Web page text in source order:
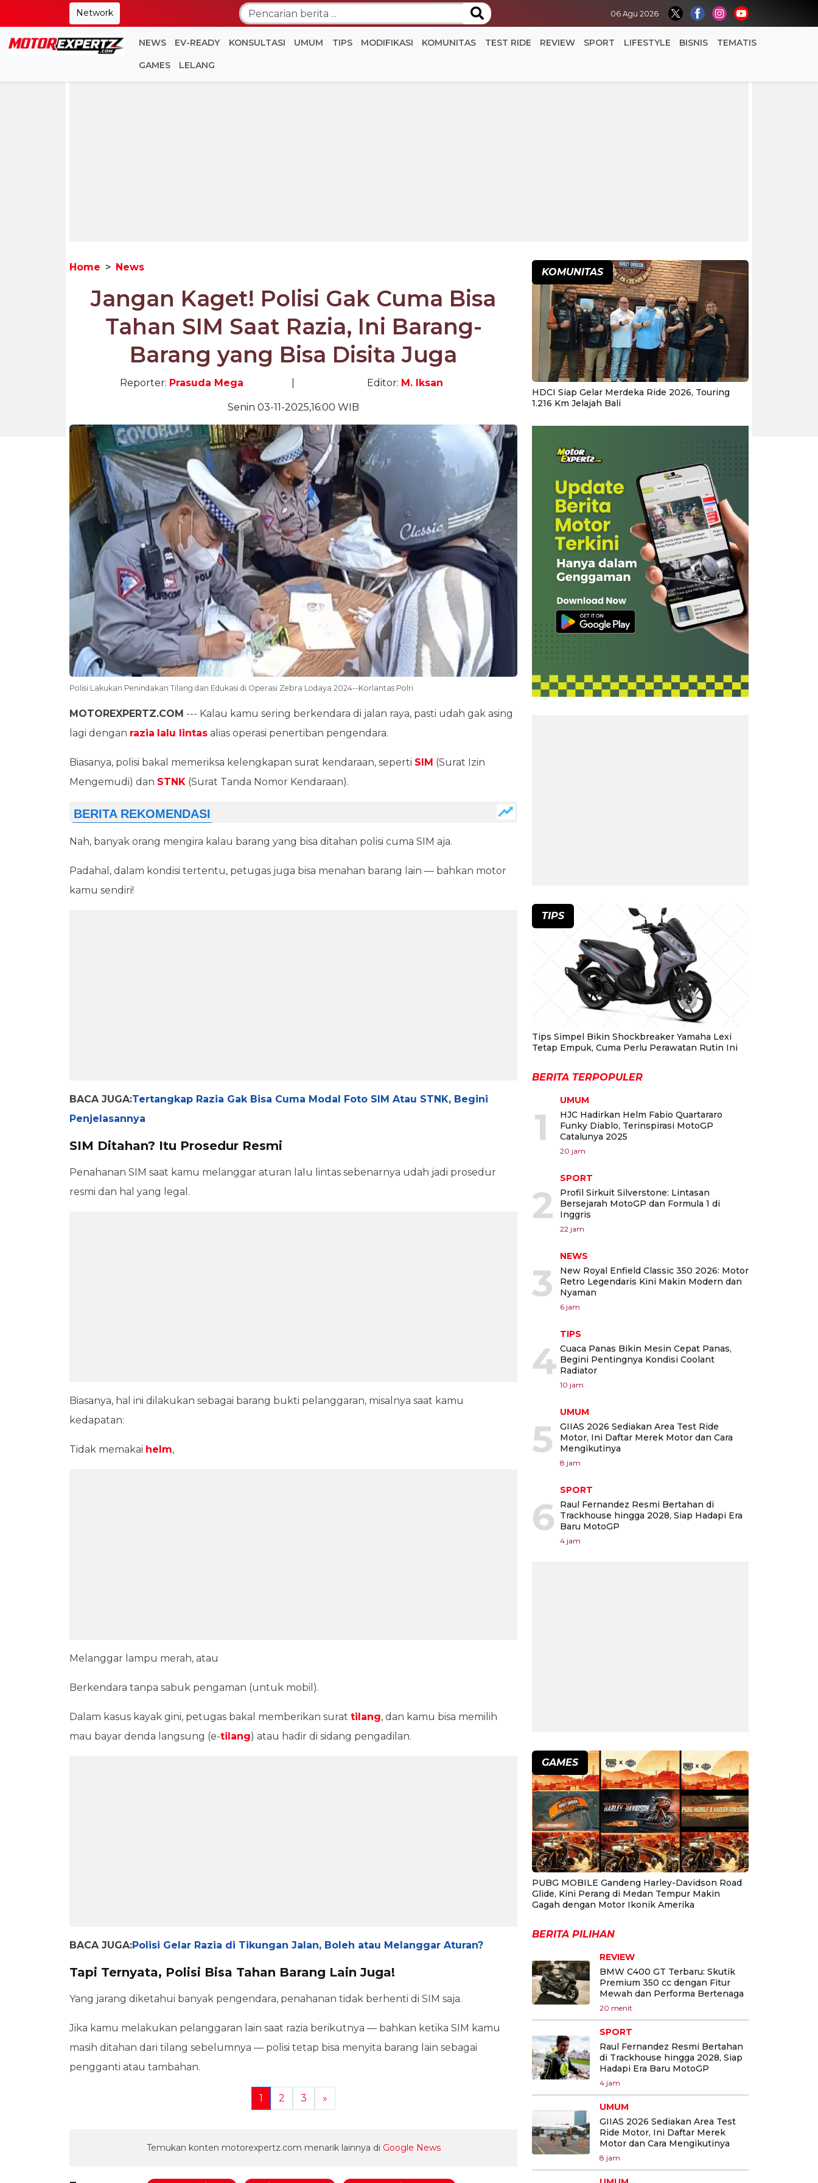
Network 06 Agu 2026
NEWS EV-READY KONSULTASI UMUM TIPS MODIFIKASI KOMUNITAS TEST RIDE REVIEW SPORT LIFESTYLE BISNIS TEMATIS
GAMES LELANG
Home News
Jangan Kaget! Polisi Gak Cuma Bisa
Tahan SIM Saat Razia, Ini Barang-
Barang yang Bisa Disita Juga
Reporter: Prasuda Mega Editor: M. Iksan
Senin 03-11-2025,16:00 WIB
Polisi Lakukan Penindakan Tilang dan Edukasi di Operasi Zebra Lodaya 2024--Korlantas Polri
MOTOREXPERTZ.COM --- Kalau kamu sering berkendara di jalan raya, pasti udah gak asing
lagi dengan razia lalu lintas alias operasi penertiban pengendara.
Biasanya, polisi bakal memeriksa kelengkapan surat kendaraan, seperti SIM (Surat Izin
Mengemudi) dan STNK (Surat Tanda Nomor Kendaraan).
Nah, banyak orang mengira kalau barang yang bisa ditahan polisi cuma SIM aja.
Padahal, dalam kondisi tertentu, petugas juga bisa menahan barang lain — bahkan motor
kamu sendiri!
BACA JUGA:Tertangkap Razia Gak Bisa Cuma Modal Foto SIM Atau STNK, Begini
Penjelasannya
SIM Ditahan? Itu Prosedur Resmi
Penahanan SIM saat kamu melanggar aturan lalu lintas sebenarnya udah jadi prosedur
resmi dan hal yang legal.
Biasanya, hal ini dilakukan sebagai barang bukti pelanggaran, misalnya saat kamu
kedapatan:
Tidak memakai helm,
Melanggar lampu merah, atau
Berkendara tanpa sabuk pengaman (untuk mobil).
Dalam kasus kayak gini, petugas bakal memberikan surat tilang, dan kamu bisa memilih
mau bayar denda langsung (e-tilang) atau hadir di sidang pengadilan.
BACA JUGA:Polisi Gelar Razia di Tikungan Jalan, Boleh atau Melanggar Aturan?
Tapi Ternyata, Polisi Bisa Tahan Barang Lain Juga!
Yang jarang diketahui banyak pengendara, penahanan tidak berhenti di SIM saja.
Jika kamu melakukan pelanggaran lain saat razia berikutnya — bahkan ketika SIM kamu
masih ditahan dari tilang sebelumnya — polisi tetap bisa menyita barang lain sebagai
pengganti atau tambahan.
1 2 3 »
Temukan konten motorexpertz.com menarik lainnya di Google News
KOMUNITAS
HDCI Siap Gelar Merdeka Ride 2026, Touring
1.216 Km Jelajah Bali
TIPS
Tips Simpel Bikin Shockbreaker Yamaha Lexi
Tetap Empuk, Cuma Perlu Perawatan Rutin Ini
BERITA TERPOPULER
1
UMUM
HJC Hadirkan Helm Fabio Quartararo
Funky Diablo, Terinspirasi MotoGP
Catalunya 2025
20 jam
2
SPORT
Profil Sirkuit Silverstone: Lintasan
Bersejarah MotoGP dan Formula 1 di
Inggris
22 jam
3
NEWS
New Royal Enfield Classic 350 2026: Motor
Retro Legendaris Kini Makin Modern dan
Nyaman
6 jam
4
TIPS
Cuaca Panas Bikin Mesin Cepat Panas,
Begini Pentingnya Kondisi Coolant
Radiator
10 jam
5
UMUM
GIIAS 2026 Sediakan Area Test Ride
Motor, Ini Daftar Merek Motor dan Cara
Mengikutinya
8 jam
6
SPORT
Raul Fernandez Resmi Bertahan di
Trackhouse hingga 2028, Siap Hadapi Era
Baru MotoGP
4 jam
GAMES
PUBG MOBILE Gandeng Harley-Davidson Road
Glide, Kini Perang di Medan Tempur Makin
Gagah dengan Motor Ikonik Amerika
BERITA PILIHAN
REVIEW
BMW C400 GT Terbaru: Skutik
Premium 350 cc dengan Fitur
Mewah dan Performa Bertenaga
20 menit
SPORT
Raul Fernandez Resmi Bertahan
di Trackhouse hingga 2028, Siap
Hadapi Era Baru MotoGP
4 jam
UMUM
GIIAS 2026 Sediakan Area Test
Ride Motor, Ini Daftar Merek
Motor dan Cara Mengikutinya
8 jam